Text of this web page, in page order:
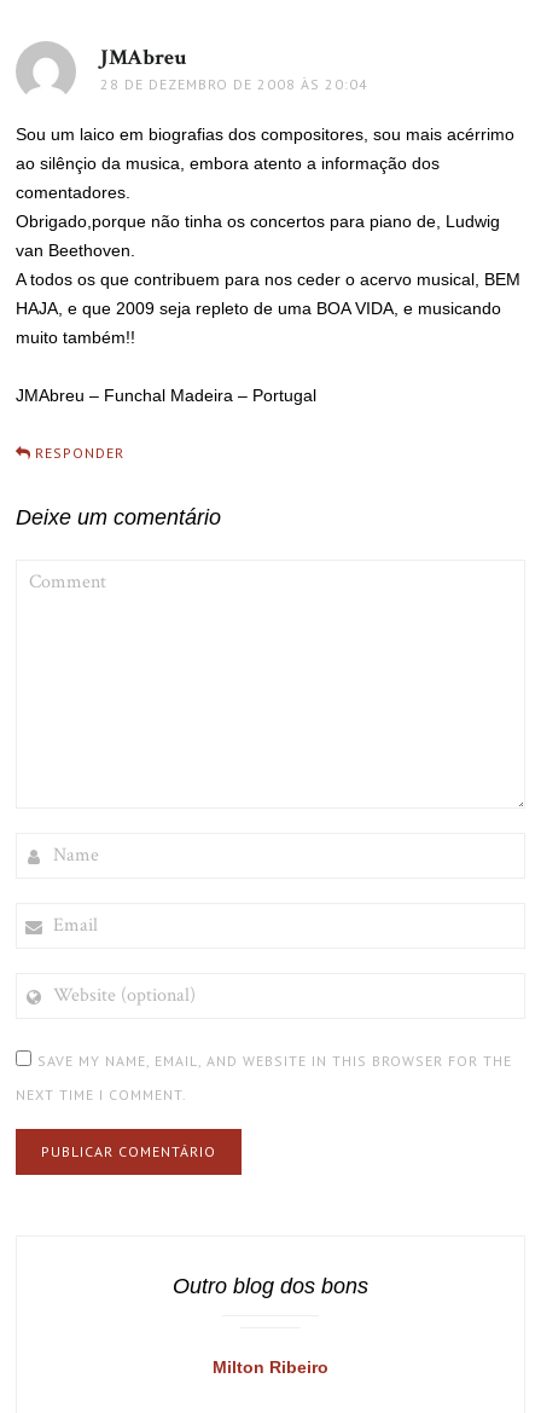
JMAbreu
28 DE DEZEMBRO DE 2008 ÀS 20:04
Sou um laico em biografias dos compositores, sou mais acérrimo
ao silênçio da musica, embora atento a informação dos
comentadores.
Obrigado,porque não tinha os concertos para piano de, Ludwig
van Beethoven.
A todos os que contribuem para nos ceder o acervo musical, BEM
HAJA, e que 2009 seja repleto de uma BOA VIDA, e musicando
muito também!!
JMAbreu – Funchal Madeira – Portugal
RESPONDER
Deixe um comentário
(OPTIONAL)
SAVE MY NAME, EMAIL, AND WEBSITE IN THIS BROWSER FOR THE
NEXT TIME I COMMENT.
Outro blog dos bons
Milton Ribeiro